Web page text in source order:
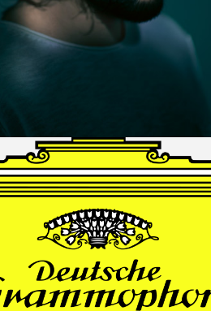
JEDERMANN
GESÄNGE
Andrè Schuen,
Baritone
Daniel Heide,
Piano